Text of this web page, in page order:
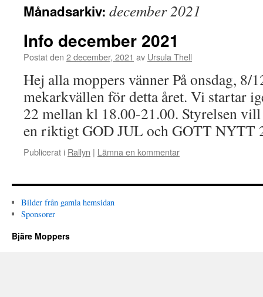
Månadsarkiv: december 2021
Info december 2021
Postat den 2 december, 2021 av Ursula Thell
Hej alla moppers vänner På onsdag, 8/
mekarkvällen för detta året. Vi startar
22 mellan kl 18.00-21.00. Styrelsen vill
en riktigt GOD JUL och GOTT NYTT
Publicerat i Rallyn | Lämna en kommentar
Bilder från gamla hemsidan
Sponsorer
Bjäre Moppers